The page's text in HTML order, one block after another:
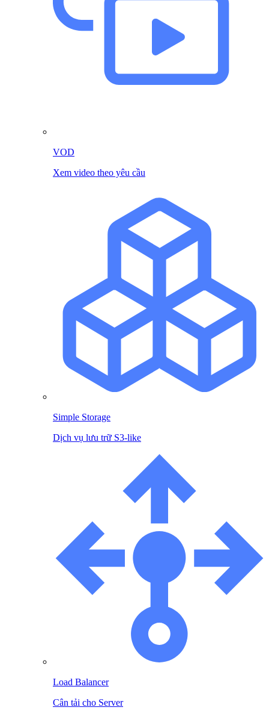
VOD
Xem video theo yêu cầu
Simple Storage
Dịch vụ lưu trữ S3-like
Load Balancer
Cân tải cho Server